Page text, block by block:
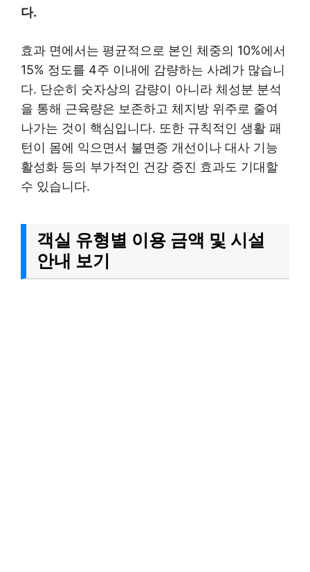
다.
효과 면에서는 평균적으로 본인 체중의 10%에서
15% 정도를 4주 이내에 감량하는 사례가 많습니
다. 단순히 숫자상의 감량이 아니라 체성분 분석
을 통해 근육량은 보존하고 체지방 위주로 줄여
나가는 것이 핵심입니다. 또한 규칙적인 생활 패
턴이 몸에 익으면서 불면증 개선이나 대사 기능
활성화 등의 부가적인 건강 증진 효과도 기대할
수 있습니다.
객실 유형별 이용 금액 및 시설
안내 보기